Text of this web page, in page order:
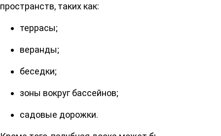
пространств, таких как:
террасы;
веранды;
беседки;
зоны вокруг бассейнов;
садовые дорожки.